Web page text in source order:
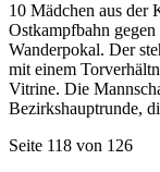
10 Mädchen aus der
Ostkampfbahn
Wanderpokal. Der
mit einem
Vitrine. Die
Bezirkshauptrunde,
Seite 118 von 126